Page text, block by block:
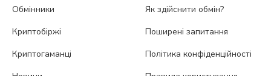
Обмінники
Криптобіржі
Криптогаманці
Як здійснити обмін?
Поширені запитання
Політика конфіденційності